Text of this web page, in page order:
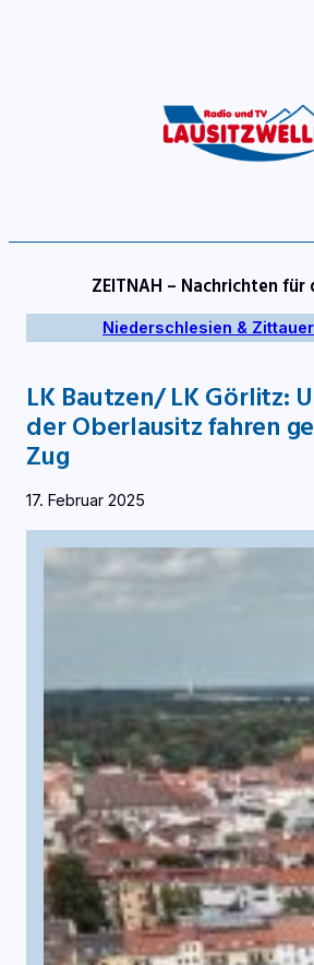
ZEITNAH – Nachrichten für
Niederschlesien &
LK Bautzen/ LK Görlitz:
der Oberlausitz fahren
Zug
17. Februar 2025